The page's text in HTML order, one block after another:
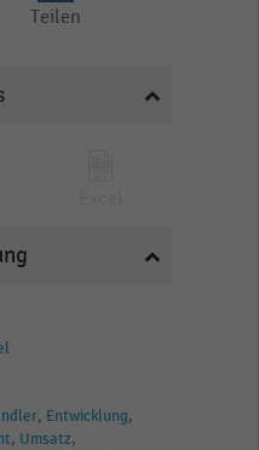
Teilen
Entwicklung
Umsatz